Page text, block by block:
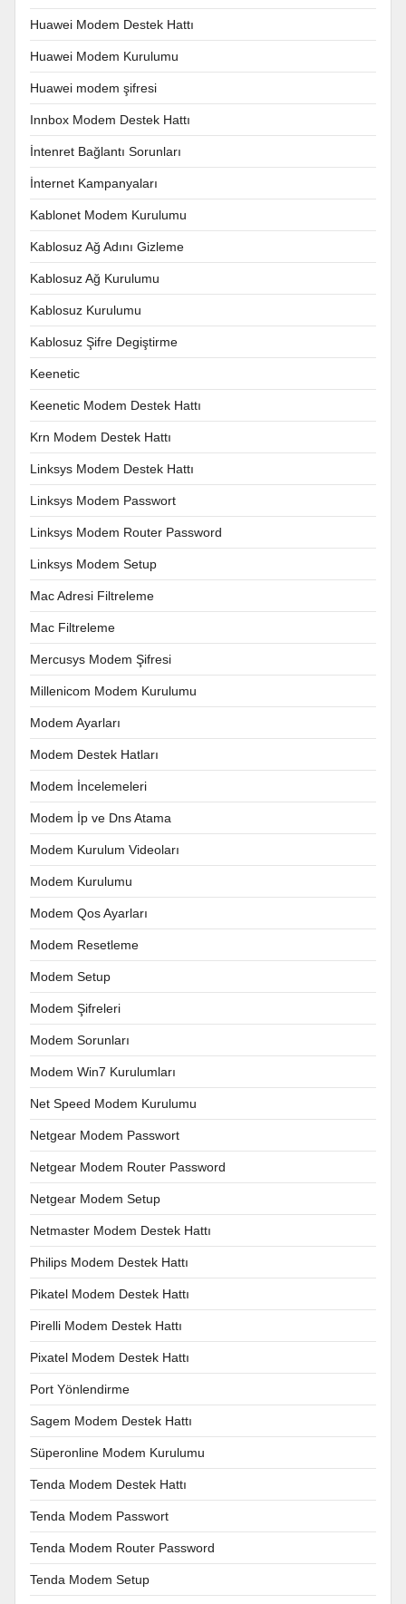
Huawei Modem Destek Hattı
Huawei Modem Kurulumu
Huawei modem şifresi
Innbox Modem Destek Hattı
İntenret Bağlantı Sorunları
İnternet Kampanyaları
Kablonet Modem Kurulumu
Kablosuz Ağ Adını Gizleme
Kablosuz Ağ Kurulumu
Kablosuz Kurulumu
Kablosuz Şifre Degiştirme
Keenetic
Keenetic Modem Destek Hattı
Krn Modem Destek Hattı
Linksys Modem Destek Hattı
Linksys Modem Passwort
Linksys Modem Router Password
Linksys Modem Setup
Mac Adresi Filtreleme
Mac Filtreleme
Mercusys Modem Şifresi
Millenicom Modem Kurulumu
Modem Ayarları
Modem Destek Hatları
Modem İncelemeleri
Modem İp ve Dns Atama
Modem Kurulum Videoları
Modem Kurulumu
Modem Qos Ayarları
Modem Resetleme
Modem Setup
Modem Şifreleri
Modem Sorunları
Modem Win7 Kurulumları
Net Speed Modem Kurulumu
Netgear Modem Passwort
Netgear Modem Router Password
Netgear Modem Setup
Netmaster Modem Destek Hattı
Philips Modem Destek Hattı
Pikatel Modem Destek Hattı
Pirelli Modem Destek Hattı
Pixatel Modem Destek Hattı
Port Yönlendirme
Sagem Modem Destek Hattı
Süperonline Modem Kurulumu
Tenda Modem Destek Hattı
Tenda Modem Passwort
Tenda Modem Router Password
Tenda Modem Setup